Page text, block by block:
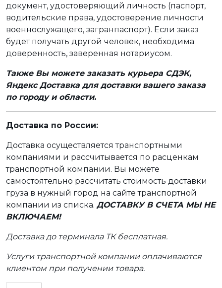
документ, удостоверяющий личность (паспорт,
водительские права, удостоверение личности
военнослужащего, загранпаспорт). Если заказ
будет получать другой человек, необходима
доверенность, заверенная нотариусом.
Также Вы можете заказать курьера СДЭК,
Яндекс Доставка для доставки вашего заказа
по городу и области.
Доставка по России:
Доставка осуществляется транспортными
компаниями и рассчитывается по расценкам
транспортной компании. Вы можете
самостоятельно рассчитать стоимость доставки
груза в нужный город на сайте транспортной
компании из списка. ДОСТАВКУ В СЧЕТА МЫ НЕ
ВКЛЮЧАЕМ!
Доставка до терминала ТК бесплатная.
Услуги транспортной компании оплачиваются
клиентом при получении товара.